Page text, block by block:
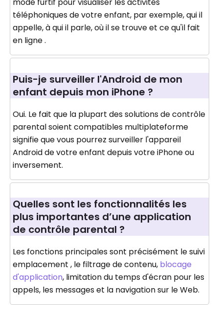
mode furtif pour visualiser les activités
téléphoniques de votre enfant, par exemple, qui il
appelle, à qui il parle, où il se trouve et ce qu'il fait
en ligne .
Puis-je surveiller l'Android de mon
enfant depuis mon iPhone ?
Oui. Le fait que la plupart des solutions de contrôle
parental soient compatibles multiplateforme
signifie que vous pourrez surveiller l'appareil
Android de votre enfant depuis votre iPhone ou
inversement.
Quelles sont les fonctionnalités les
plus importantes d’une application
de contrôle parental ?
Les fonctions principales sont précisément le suivi
emplacement , le filtrage de contenu, blocage
d'application, limitation du temps d'écran pour les
appels, les messages et la navigation sur le Web.